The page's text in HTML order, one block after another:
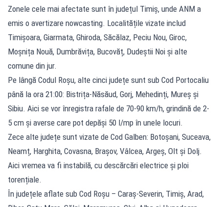
Zonele cele mai afectate sunt în județul Timiș, unde ANM a
emis o avertizare nowcasting. Localitățile vizate includ
Timișoara, Giarmata, Ghiroda, Săcălaz, Peciu Nou, Giroc,
Moșnița Nouă, Dumbrăvița, Bucovăț, Dudeștii Noi și alte
comune din jur.
Pe lângă Codul Roșu, alte cinci județe sunt sub Cod Portocaliu
până la ora 21:00: Bistrița-Năsăud, Gorj, Mehedinți, Mureș și
Sibiu. Aici se vor înregistra rafale de 70-90 km/h, grindină de 2-
5 cm și averse care pot depăși 50 l/mp în unele locuri.
Zece alte județe sunt vizate de Cod Galben: Botoșani, Suceava,
Neamț, Harghita, Covasna, Brașov, Vâlcea, Argeș, Olt și Dolj.
Aici vremea va fi instabilă, cu descărcări electrice și ploi
torențiale.
În județele aflate sub Cod Roșu – Caraș-Severin, Timiș, Arad,